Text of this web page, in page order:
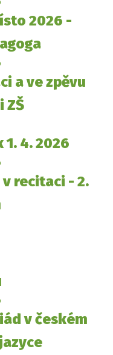
2026 -
a ve zpěvu
ZŠ
4. 2026
recitaci - 2.
v českém